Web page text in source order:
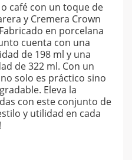
café con un toque de
y Cremera Crown
en porcelana
cuenta con una
de 198 ml y una
de 322 ml. Con un
solo es práctico sino
Eleva la
con este conjunto de
y utilidad en cada